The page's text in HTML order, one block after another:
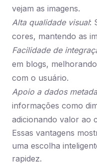
vejam as imagens.
Alta qualidade visual:
cores, mantendo as
Facilidade de
em blogs,
com o usuário.
Apoio a dados
informações como
adicionando valor ao
Essas vantagens
uma escolha
rapidez.